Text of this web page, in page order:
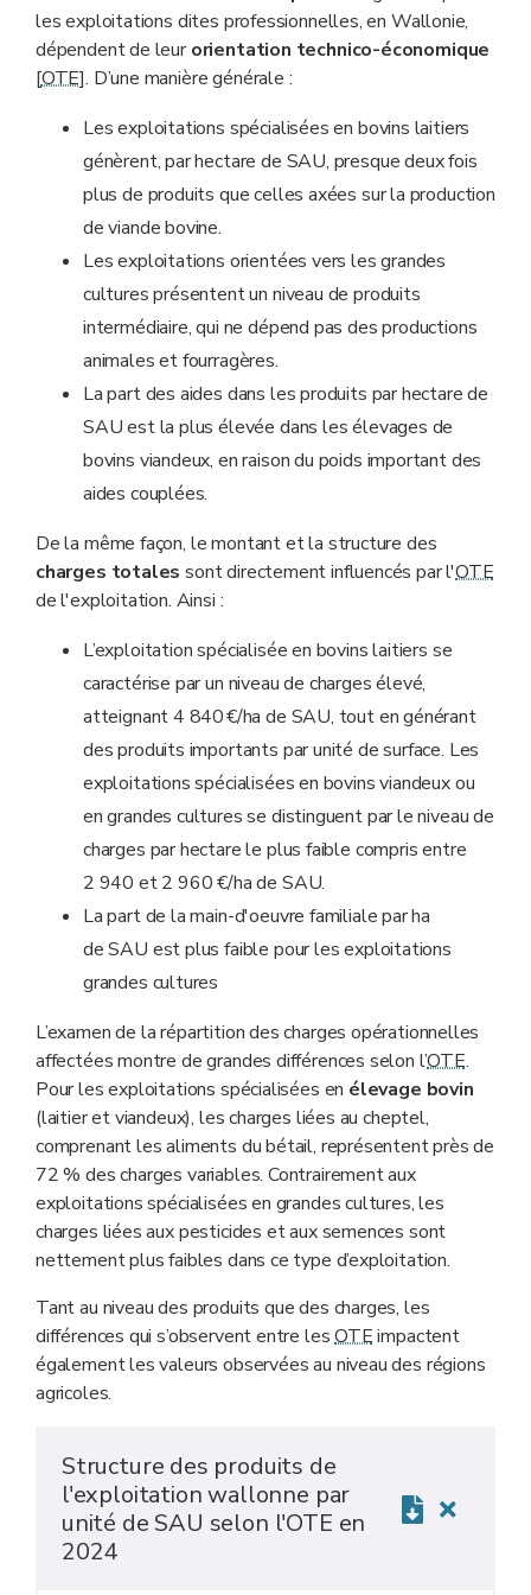
les exploitations dites professionnelles, en Wallonie,
dépendent de leurorientation technico-économique
[OTE]. D’une manière générale :
Les exploitations spécialisées en bovins laitiers
génèrent, par hectare de SAU, presque deux fois
plus de produits que celles axées sur la production
de viande bovine.
Les exploitations orientées vers les grandes
cultures présentent un niveau de produits
intermédiaire, qui ne dépend pas des productions
animales et fourragères.
La part des aides dans les produits par hectare de
SAU est la plus élevée dans les élevages de
bovins viandeux, en raison du poids important des
aides couplées.
De la même façon, le montant et la structure des
charges totales sont directement influencés par l'OTE
de l'exploitation. Ainsi :
L’exploitation spécialisée en bovins laitiers se
caractérise par un niveau de charges élevé,
atteignant 4 840 €/ha de SAU, tout en générant
des produits importants par unité de surface. Les
exploitations spécialisées en bovins viandeux ou
en grandes cultures se distinguent par le niveau de
charges par hectare le plus faible compris entre
2 940 et 2 960 €/ha de SAU.
La part de la main-d'oeuvre familiale par ha
de SAU est plus faible pour les exploitations
grandes cultures
L’examen de la répartition des charges opérationnelles
affectées montre de grandes différences selon l’OTE.
Pour les exploitations spécialisées en élevage bovin
(laitier et viandeux), les charges liées au cheptel,
comprenant les aliments du bétail, représentent près de
72 % des charges variables. Contrairement aux
exploitations spécialisées en grandes cultures, les
charges liées aux pesticides et aux semences sont
nettement plus faibles dans ce type d’exploitation.
Tant au niveau des produits que des charges, les
différences qui s’observent entre lesOTEimpactent
également les valeurs observées au niveau des régions
agricoles.
Structure des produits de
l'exploitation wallonne par
unité de SAU selon l'OTE en
2024